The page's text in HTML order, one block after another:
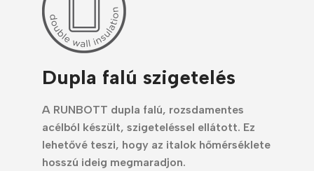
Dupla falú szigetelés
A RUNBOTT dupla falú, rozsdamentes
acélból készült, szigeteléssel ellátott. Ez
lehetővé teszi, hogy az italok hőmérséklete
hosszú ideig megmaradjon.